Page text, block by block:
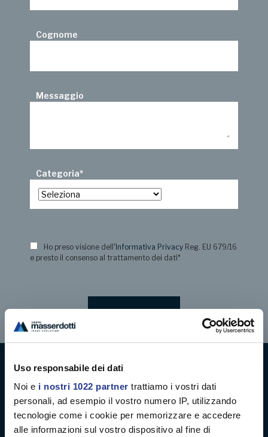
Uso responsabile dei dati
Noi e i nostri 1022 partner trattiamo i vostri dati
personali, ad esempio il vostro numero IP, utilizzando
tecnologie come i cookie per memorizzare e accedere
alle informazioni sul vostro dispositivo al fine di
Cognome
Messaggio
Categoria*
Ho preso visione dell 'Informativa Privacy Reg. EU 679/16
e presto il consenso al trattamento dei dati*
Digital decoration
Digital signage